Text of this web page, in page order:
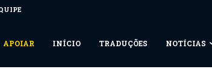
APOIAR INÍCIO TRADUÇÕES NOTÍCIAS